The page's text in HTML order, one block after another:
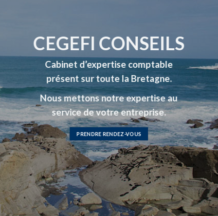
CEGEFI CONSEILS
Cabinet d’expertise comptable
présent sur toute la Bretagne.
Nous mettons notre expertise au
service de votre entreprise.
PRENDRE RENDEZ-VOUS